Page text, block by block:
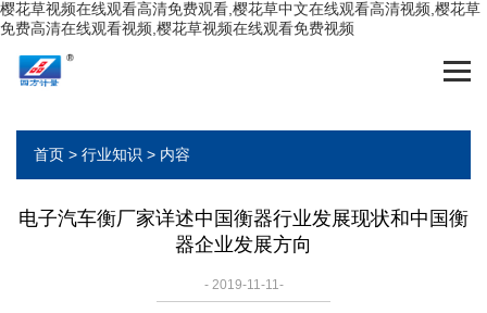
樱花草视频在线观看高清免费观看,樱花草中文在线观看高清视频,樱花草
免费高清在线观看视频,樱花草视频在线观看免费视频
首页 > 行业知识 > 内容
电子汽车衡厂家详述中国衡器行业发展现状和中国衡
器企业发展方向
- 2019-11-11-